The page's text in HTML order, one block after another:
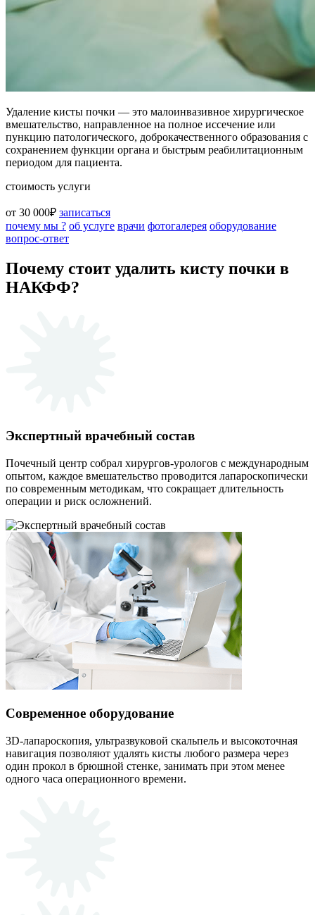
Удаление кисты почки — это малоинвазивное хирургическое
вмешательство, направленное на полное иссечение или
пункцию патологического, доброкачественного образования с
сохранением функции органа и быстрым реабилитационным
периодом для пациента.
стоимость услуги
от 30 000₽ записаться
почему мы ? об услуге врачи фотогалерея оборудование
вопрос-ответ
Почему стоит удалить кисту почки в
НАКФФ?
Экспертный врачебный состав
Почечный центр собрал хирургов-урологов с международным
опытом, каждое вмешательство проводится лапароскопически
по современным методикам, что сокращает длительность
операции и риск осложнений.
Современное оборудование
3D-лапароскопия, ультразвуковой скальпель и высокоточная
навигация позволяют удалять кисты любого размера через
один прокол в брюшной стенке, занимать при этом менее
одного часа операционного времени.